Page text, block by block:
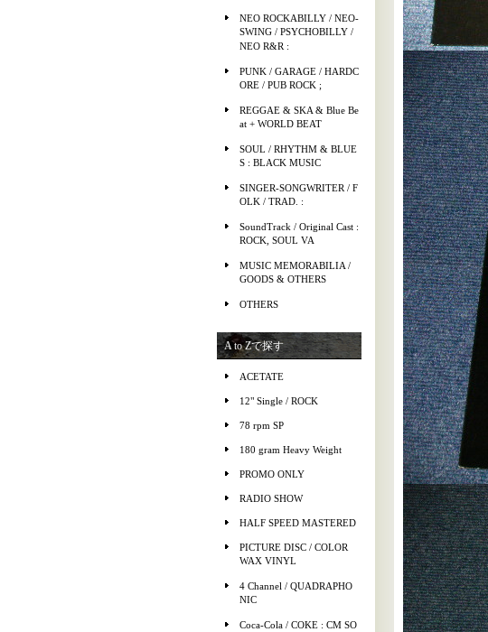
NEO ROCKABILLY / NEO-
SWING / PSYCHOBILLY /
NEO R&R :
PUNK / GARAGE / HARDC
ORE / PUB ROCK ;
REGGAE & SKA & Blue Be
at + WORLD BEAT
SOUL / RHYTHM & BLUE
S : BLACK MUSIC
SINGER-SONGWRITER / F
OLK / TRAD. :
SoundTrack / Original Cast :
ROCK, SOUL VA
MUSIC MEMORABILIA /
GOODS & OTHERS
OTHERS
A to Zで探す
ACETATE
12" Single / ROCK
78 rpm SP
180 gram Heavy Weight
PROMO ONLY
RADIO SHOW
HALF SPEED MASTERED
PICTURE DISC / COLOR
WAX VINYL
4 Channel / QUADRAPHO
NIC
Coca-Cola / COKE : CM SO